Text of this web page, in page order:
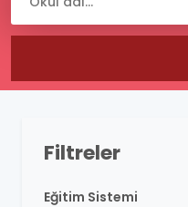
Filtreler
Eğitim Sistemi